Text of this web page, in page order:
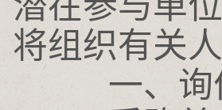
将组织有关
一、询价